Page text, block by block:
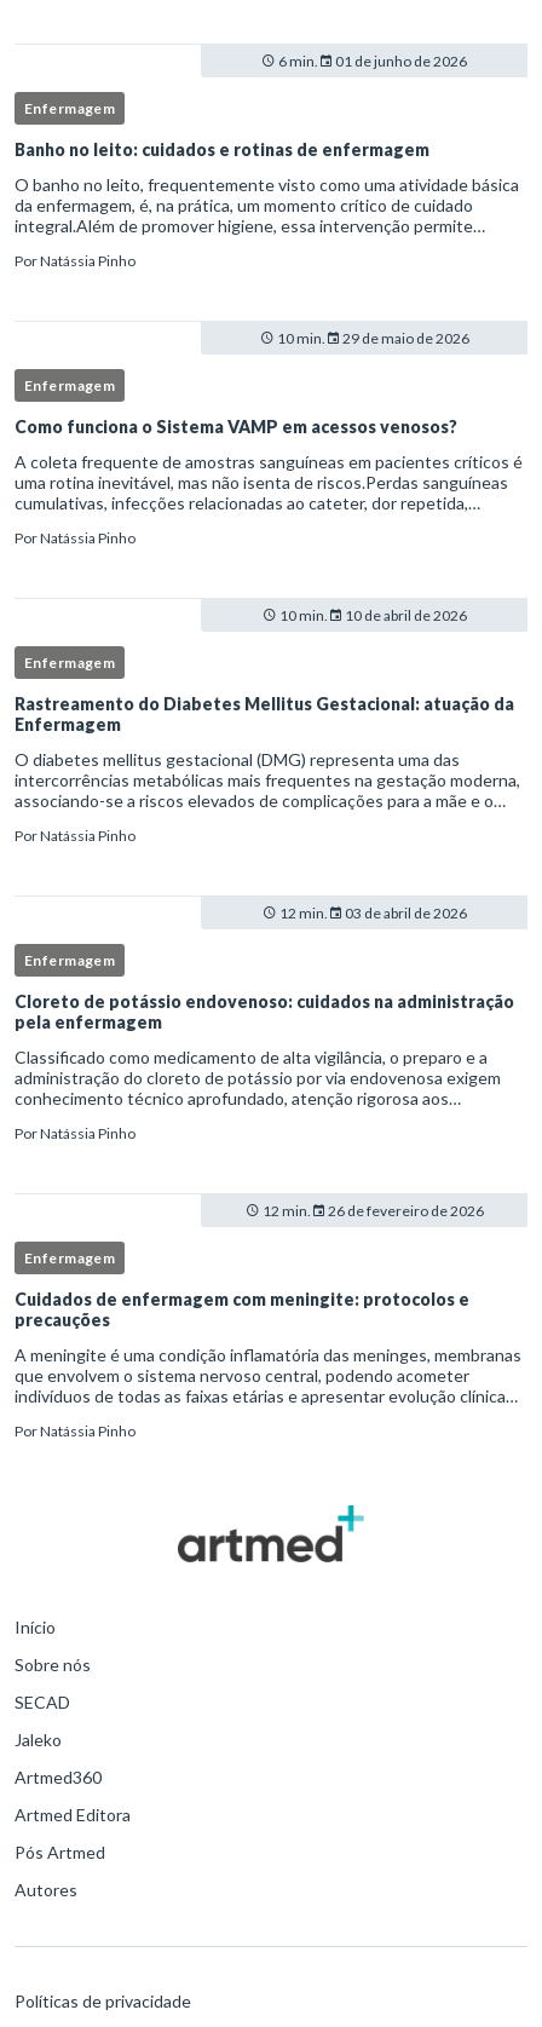
6 min. 01 de junho de 2026
Enfermagem
Banho no leito: cuidados e rotinas de enfermagem
O banho no leito, frequentemente visto como uma atividade básica
da enfermagem, é, na prática, um momento crítico de cuidado
integral.Além de promover higiene, essa intervenção permite
PorNatássia Pinho
10 min. 29 de maio de 2026
Enfermagem
Como funciona o Sistema VAMP em acessos venosos?
A coleta frequente de amostras sanguíneas em pacientes críticos é
uma rotina inevitável, mas não isenta de riscos.Perdas sanguíneas
cumulativas, infecções relacionadas ao cateter, dor repetida,
PorNatássia Pinho
10 min. 10 de abril de 2026
Enfermagem
Rastreamento do Diabetes Mellitus Gestacional: atuação da
Enfermagem
O diabetes mellitus gestacional (DMG) representa uma das
intercorrências metabólicas mais frequentes na gestação moderna,
associando-se a riscos elevados de complicações para a mãe e o
enferm
PorNatássia Pinho
12 min. 03 de abril de 2026
Enfermagem
Cloreto de potássio endovenoso: cuidados na administração
pela enfermagem
Classificado como medicamento de alta vigilância, o preparo e a
administração do cloreto de potássio por via endovenosa exigem
conhecimento técnico aprofundado, atenção rigorosa aos
enfermag
PorNatássia Pinho
12 min. 26 de fevereiro de 2026
Enfermagem
Cuidados de enfermagem com meningite: protocolos e
precauções
A meningite é uma condição inflamatória das meninges, membranas
que envolvem o sistema nervoso central, podendo acometer
indivíduos de todas as faixas etárias e apresentar evolução clínica
PorNatássia Pinho
Início
Sobre nós
SECAD
Jaleko
Artmed360
Artmed Editora
Pós Artmed
Autores
Políticas de privacidade